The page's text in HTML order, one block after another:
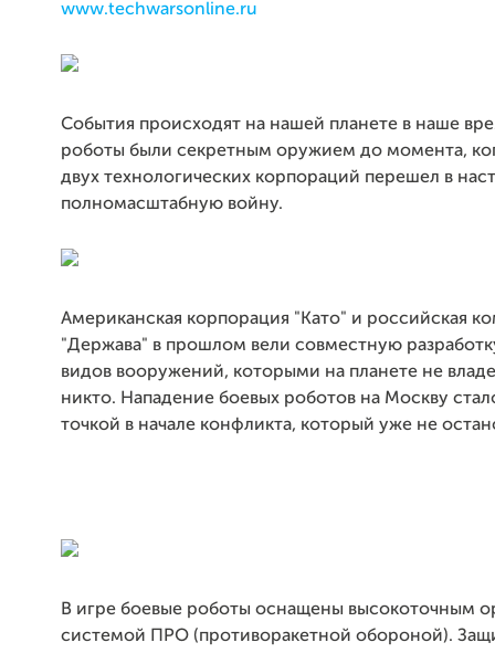
www.techwarsonline.ru
События происходят на нашей планете в наше
роботы были секретным оружием до момента,
двух технологических корпораций перешел в
полномасштабную войну.
Американская корпорация "Като" и российская
"Держава" в прошлом вели совместную
видов вооружений, которыми на планете не
никто. Нападение боевых роботов на Москву
точкой в начале конфликта, который уже не
В игре боевые роботы оснащены высокоточным
системой ПРО (противоракетной обороной).